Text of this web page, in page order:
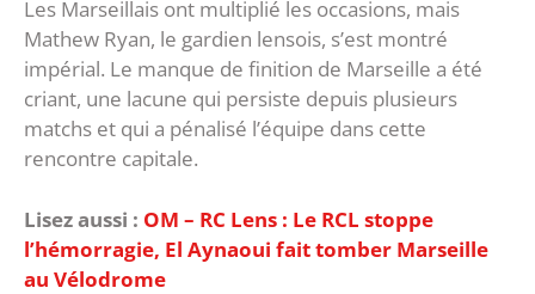
Les Marseillais ont multiplié les occasions, mais
Mathew Ryan, le gardien lensois, s’est montré
impérial. Le manque de finition de Marseille a été
criant, une lacune qui persiste depuis plusieurs
matchs et qui a pénalisé l’équipe dans cette
rencontre capitale.
Lisez aussi : OM – RC Lens : Le RCL stoppe
l’hémorragie, El Aynaoui fait tomber Marseille
au Vélodrome